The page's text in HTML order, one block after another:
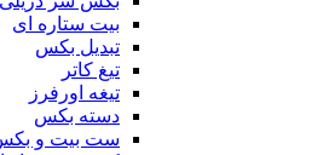
بیت ستاره ای
تبدیل بکس
تیغ کاتر
تیغه اورفرز
دسته بکس
ست بیت و